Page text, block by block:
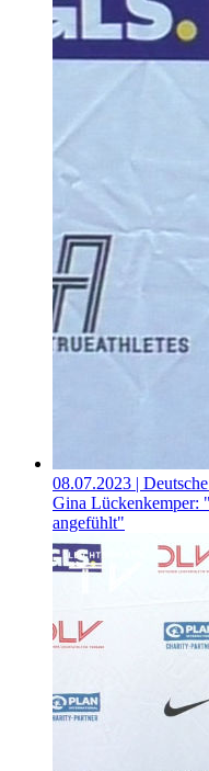
08.07.2023 |
Gina Lückenkemper:
angefühlt"